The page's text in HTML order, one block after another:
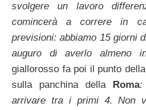
svolgere un lavoro
comincerà a correre in
previsioni: abbiamo 15 giorni
auguro di averlo almeno
giallorosso fa poi il punto
sulla panchina della
Roma:
arrivare tra i primi 4. Non